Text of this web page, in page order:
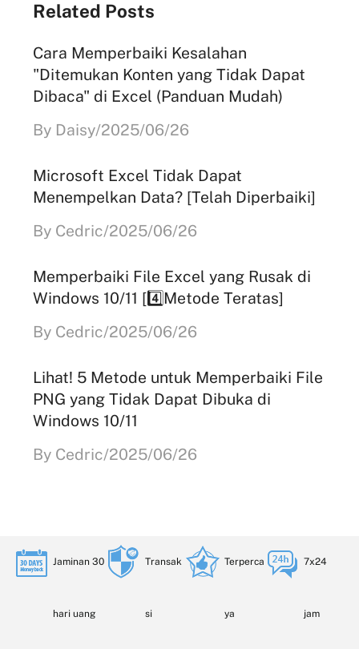
Related Posts
Cara Memperbaiki Kesalahan
"Ditemukan Konten yang Tidak Dapat
Dibaca" di Excel (Panduan Mudah)
By Daisy/2025/06/26
Microsoft Excel Tidak Dapat
Menempelkan Data? [Telah Diperbaiki]
By Cedric/2025/06/26
Memperbaiki File Excel yang Rusak di
Windows 10/11 [4️⃣Metode Teratas]
By Cedric/2025/06/26
Lihat! 5 Metode untuk Memperbaiki File
PNG yang Tidak Dapat Dibuka di
Windows 10/11
By Cedric/2025/06/26
Jaminan 30
hari uang
Transak
si
Terperca
ya
7x24
jam